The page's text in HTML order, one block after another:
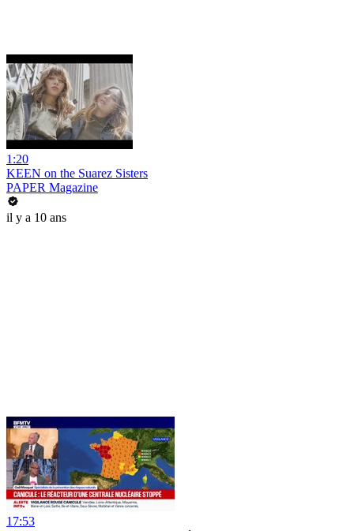
1:20
KEEN on the Suarez Sisters
PAPER Magazine
il y a 10 ans
17:53